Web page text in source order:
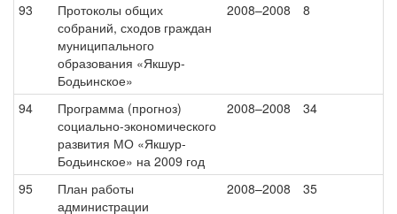
93
Протоколы общих
собраний, сходов граждан
муниципального
образования «Якшур-
Бодьинское»
2008–2008 8
94
Программа (прогноз)
социально-экономического
развития МО «Якшур-
Бодьинское» на 2009 год
2008–2008 34
95
План работы
администрации
2008–2008 35